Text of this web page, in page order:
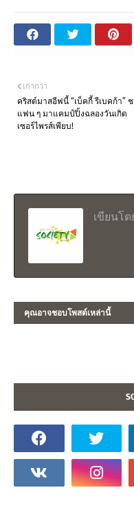
เก่ากว่า
คริสต์มาสอีฟนี้ “เบ็คกี้ รีเบคก้า”
แฟน ๆ มาแคมป์ปิ้งฉลองวันเกิด
เซอร์ไพรส์เพียบ!
เขียนโด
คุณอาจชอบโพสต์เหล่านี้